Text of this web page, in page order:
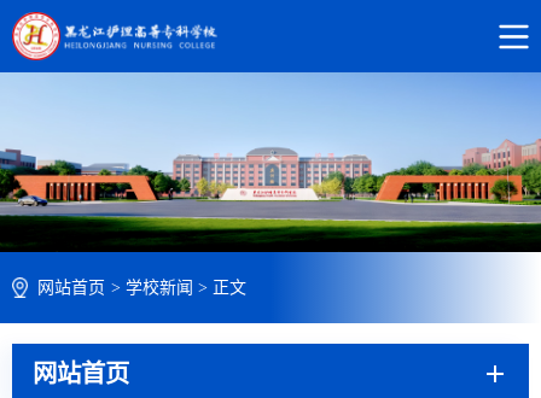
网站首页 > 学校新闻 > 正文
网站首页